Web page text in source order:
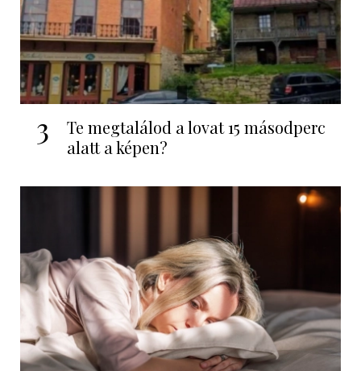
3
Te megtalálod a lovat 15 másodperc
alatt a képen?